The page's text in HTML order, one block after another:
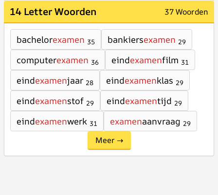
14 Letter Woorden 37 Woorden
bachelorexamen 35 bankiersexamen 29
computerexamen 36 eindexamenfilm 31
eindexamenjaar 28 eindexamenklas 29
eindexamenstof 29 eindexamentijd 29
eindexamenwerk 31 examenaanvraag 29
Meer →